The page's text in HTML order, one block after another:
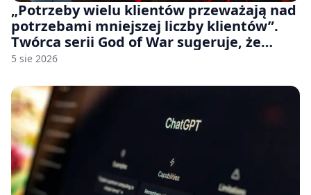
„Potrzeby wielu klientów przeważają nad
potrzebami mniejszej liczby klientów”.
Twórca serii God of War sugeruje, że
rozumie, dlaczego Sony rezygnuje z gier
5 sie 2026